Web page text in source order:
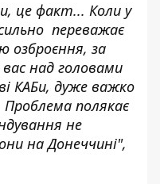
це факт... Коли у
переважає
озброєння, за
над головами
КАБи, дуже важко
полякає
не
на Донеччині",